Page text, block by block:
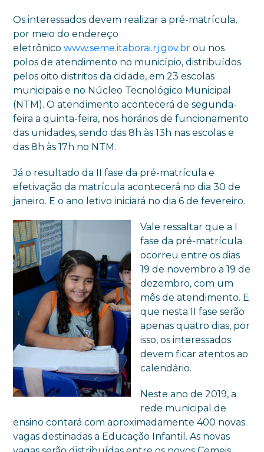
Os interessados devem realizar a pré-matrícula,
por meio do endereço
eletrônicowww.seme.itaborai.rj.gov.br ou nos
polos de atendimento no município, distribuídos
pelos oito distritos da cidade, em 23 escolas
municipais e no Núcleo Tecnológico Municipal
(NTM). O atendimento acontecerá de segunda-
feira a quinta-feira, nos horários de funcionamento
das unidades, sendo das 8h às 13h nas escolas e
das 8h às 17h no NTM.
Já o resultado da II fase da pré-matrícula e
efetivação da matrícula acontecerá no dia 30 de
janeiro. E o ano letivo iniciará no dia 6 de fevereiro.
Vale ressaltar que a I
fase da pré-matrícula
ocorreu entre os dias
19 de novembro a 19 de
dezembro, com um
mês de atendimento. E
que nesta II fase serão
apenas quatro dias, por
isso, os interessados
devem ficar atentos ao
calendário.
Neste ano de 2019, a
rede municipal de
ensino contará com aproximadamente 400 novas
vagas destinadas a Educação Infantil. As novas